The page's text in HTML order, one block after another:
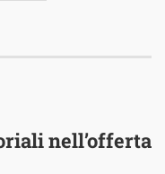
nell’offerta